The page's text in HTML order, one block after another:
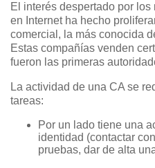
El interés despertado por
en Internet ha hecho
comercial, la más conocida
Estas compañías venden
fueron las primeras
La actividad de una CA se
tareas:
Por un lado tiene una
identidad (contactar
pruebas, dar de alta